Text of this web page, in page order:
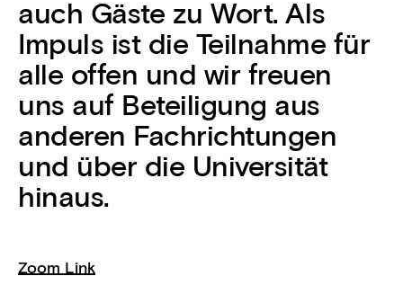
auch Gäste zu Wort. Als
Impuls ist die Teilnahme für
alle offen und wir freuen
uns auf Beteiligung aus
anderen Fachrichtungen
und über die Universität
hinaus.
Zoom Link